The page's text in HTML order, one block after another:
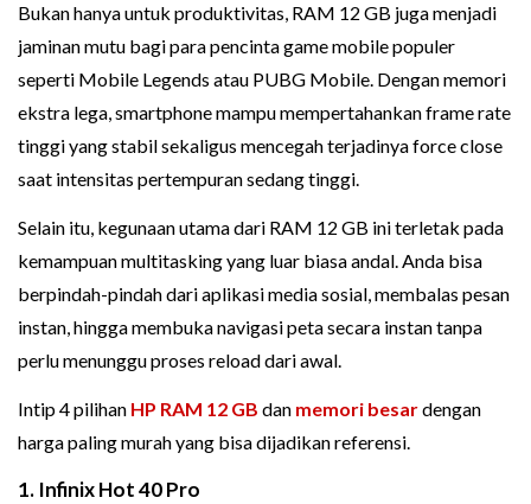
Bukan hanya untuk produktivitas, RAM 12 GB juga menjadi
jaminan mutu bagi para pencinta game mobile populer
seperti Mobile Legends atau PUBG Mobile. Dengan memori
ekstra lega, smartphone mampu mempertahankan frame rate
tinggi yang stabil sekaligus mencegah terjadinya force close
saat intensitas pertempuran sedang tinggi.
Selain itu, kegunaan utama dari RAM 12 GB ini terletak pada
kemampuan multitasking yang luar biasa andal. Anda bisa
berpindah-pindah dari aplikasi media sosial, membalas pesan
instan, hingga membuka navigasi peta secara instan tanpa
perlu menunggu proses reload dari awal.
Intip 4 pilihan HP RAM 12 GB dan memori besardengan
harga paling murah yang bisa dijadikan referensi.
1. Infinix Hot 40 Pro